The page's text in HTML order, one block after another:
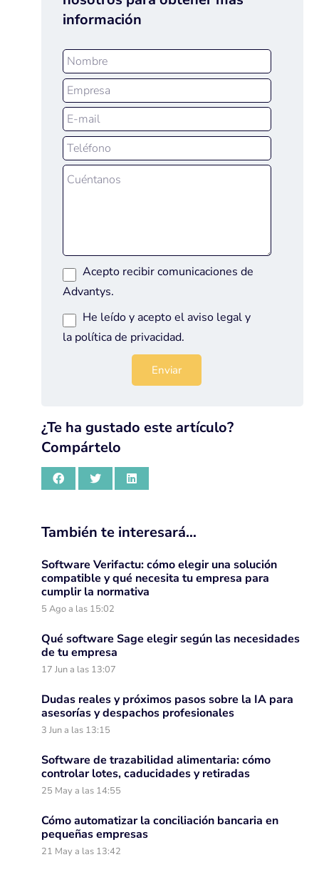
información
Acepto recibir comunicaciones de
Advantys.
He leído y acepto el aviso legaly
la política de privacidad.
¿Te ha gustado este artículo?
Compártelo
También te interesará…
Software Verifactu: cómo elegir una solución
compatible y qué necesita tu empresa para
cumplir la normativa
5 Ago a las 15:02
Qué software Sage elegir según las necesidades
de tu empresa
17 Jun a las 13:07
Dudas reales y próximos pasos sobre la IA para
asesorías y despachos profesionales
3 Jun a las 13:15
Software de trazabilidad alimentaria: cómo
controlar lotes, caducidades y retiradas
25 May a las 14:55
Cómo automatizar la conciliación bancaria en
pequeñas empresas
21 May a las 13:42